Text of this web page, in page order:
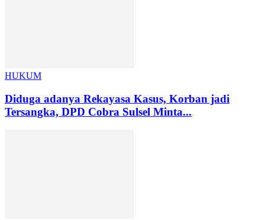
HUKUM
Diduga adanya Rekayasa Kasus, Korban jadi
Tersangka, DPD Cobra Sulsel Minta...